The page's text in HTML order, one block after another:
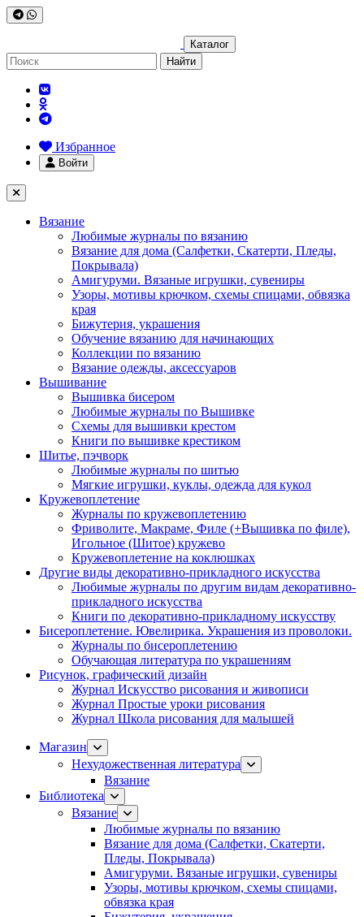
Каталог
Найти
Избранное
Войти
Вязание
Любимые журналы по вязанию
Вязание для дома (Салфетки, Скатерти, Пледы,
Покрывала)
Амигуруми. Вязаные игрушки, сувениры
Узоры, мотивы крючком, схемы спицами, обвязка
края
Бижутерия, украшения
Обучение вязанию для начинающих
Коллекции по вязанию
Вязание одежды, аксессуаров
Вышивание
Вышивка бисером
Любимые журналы по Вышивке
Схемы для вышивки крестом
Книги по вышивке крестиком
Шитье, пэчворк
Любимые журналы по шитью
Мягкие игрушки, куклы, одежда для кукол
Кружевоплетение
Журналы по кружевоплетению
Фриволите, Макраме, Филе (+Вышивка по филе),
Игольное (Шитое) кружево
Кружевоплетение на коклюшках
Другие виды декоративно-прикладного искусства
Любимые журналы по другим видам декоративно-
прикладного искусства
Книги по декоративно-прикладному искусству
Бисероплетение. Ювелирика. Украшения из проволоки.
Журналы по бисероплетению
Обучающая литература по украшениям
Рисунок, графический дизайн
Журнал Искусство рисования и живописи
Журнал Простые уроки рисования
Журнал Школа рисования для малышей
Магазин
Нехудожественная литература
Вязание
Библиотека
Вязание
Любимые журналы по вязанию
Вязание для дома (Салфетки, Скатерти,
Пледы, Покрывала)
Амигуруми. Вязаные игрушки, сувениры
Узоры, мотивы крючком, схемы спицами,
обвязка края